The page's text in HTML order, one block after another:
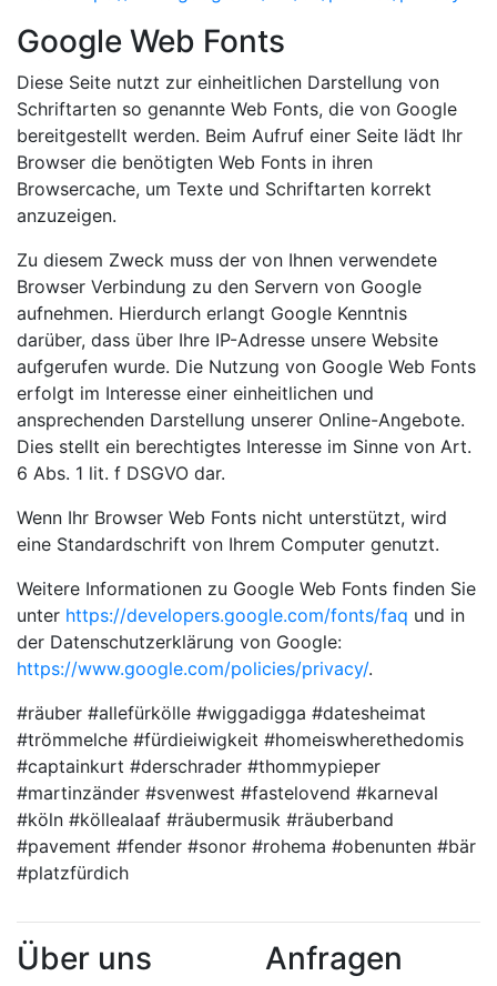
Google Web Fonts
Diese Seite nutzt zur einheitlichen Darstellung von
Schriftarten so genannte Web Fonts, die von Google
bereitgestellt werden. Beim Aufruf einer Seite lädt Ihr
Browser die benötigten Web Fonts in ihren
Browsercache, um Texte und Schriftarten korrekt
anzuzeigen.
Zu diesem Zweck muss der von Ihnen verwendete
Browser Verbindung zu den Servern von Google
aufnehmen. Hierdurch erlangt Google Kenntnis
darüber, dass über Ihre IP-Adresse unsere Website
aufgerufen wurde. Die Nutzung von Google Web Fonts
erfolgt im Interesse einer einheitlichen und
ansprechenden Darstellung unserer Online-Angebote.
Dies stellt ein berechtigtes Interesse im Sinne von Art.
6 Abs. 1 lit. f DSGVO dar.
Wenn Ihr Browser Web Fonts nicht unterstützt, wird
eine Standardschrift von Ihrem Computer genutzt.
Weitere Informationen zu Google Web Fonts finden Sie
unter https://developers.google.com/fonts/faq und in
der Datenschutzerklärung von Google:
https://www.google.com/policies/privacy/.
#räuber #allefürkölle #wiggadigga #datesheimat
#trömmelche #fürdieiwigkeit #homeiswherethedomis
#captainkurt #derschrader #thommypieper
#martinzänder #svenwest #fastelovend #karneval
#köln #köllealaaf #räubermusik #räuberband
#pavement #fender #sonor #rohema #obenunten #bär
#platzfürdich
Über uns Anfragen